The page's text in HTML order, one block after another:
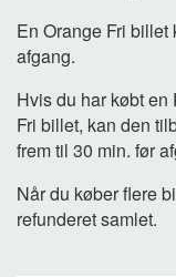
En Orange Fri
afgang.
Hvis du har købt
Fri billet, kan den
frem til 30 min. før
Når du køber flere
refunderet samlet.